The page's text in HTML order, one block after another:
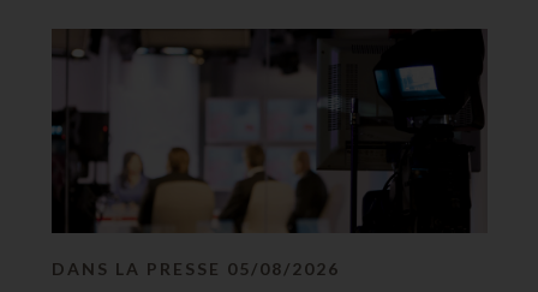
o
r
s
DANS LA PRESSE 05/08/2026